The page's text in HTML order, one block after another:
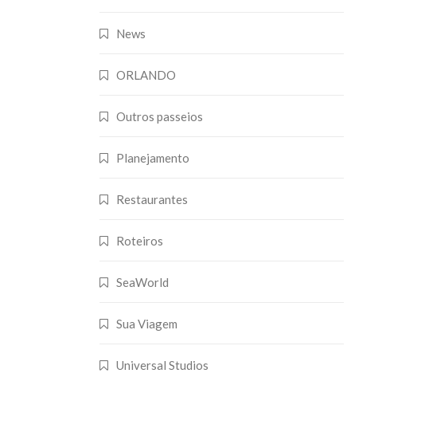
News
ORLANDO
Outros passeios
Planejamento
Restaurantes
Roteiros
SeaWorld
Sua Viagem
Universal Studios